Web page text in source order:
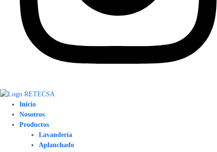
Inicio
Nosotros
Productos
Lavandería
Aplanchado